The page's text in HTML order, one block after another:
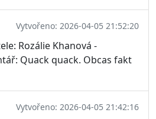
Vytvořeno: 2026-04-05 21:52:20
Rozálie Khanová -
Quack quack. Obcas fakt
Vytvořeno: 2026-04-05 21:42:16